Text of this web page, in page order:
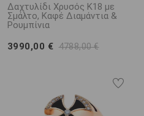
Δαχτυλίδι Χρυσός K18 με
Σμάλτο, Καφέ Διαμάντια &
Ρουμπίνια
3990,00 € 4788,00 €